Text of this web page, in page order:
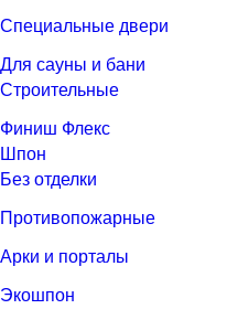
Специальные двери
Для сауны и бани
Строительные
Финиш Флекс
Шпон
Без отделки
Противопожарные
Арки и порталы
Экошпон